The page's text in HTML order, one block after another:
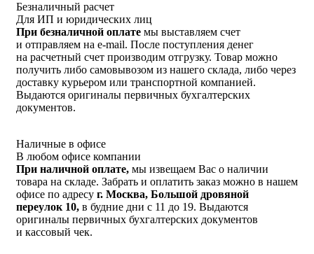
Безналичный расчет
Для ИП и юридических лиц
При безналичной оплате мы выставляем счет
и отправляем на e-mail. После поступления денег
на расчетный счет производим отгрузку. Товар можно
получить либо самовывозом из нашего склада, либо через
доставку курьером или транспортной компанией.
Выдаются оригиналы первичных бухгалтерских
документов.
Наличные в офисе
В любом офисе компании
При наличной оплате, мы извещаем Вас о наличии
товара на складе. Забрать и оплатить заказ можно в нашем
офисе по адресу г. Москва, Большой дровяной
переулок 10, в будние дни с 11 до 19. Выдаются
оригиналы первичных бухгалтерских документов
и кассовый чек.